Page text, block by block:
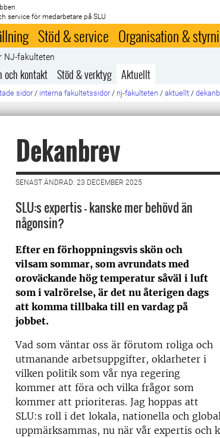
service för medarbetare på SLU
Stöd & service Organisation &
NJ-fakulteten
och kontakt Stöd & verktyg Aktuellt
sidor/ interna fakultetssidor / nj-fakulteten / aktuellt /
Dekanbrev
SENAST ÄNDRAD: 23 DECEMBER 2025
SLU:s expertis - kanske mer behövd än
någonsin?
Efter en förhoppningsvis skön och
vilsam sommar, som avrundats med
oroväckande hög temperatur såväl i luft
som i valrörelse, är det nu återigen dags
att komma tillbaka till en vardag på
jobbet.
Vad som väntar oss är förutom roliga och
utmanande arbetsuppgifter, oklarheter i
vilken politik som vår nya regering
kommer att föra och vilka frågor som
kommer att prioriteras. Jag hoppas att
SLU:s roll i det lokala, nationella och
uppmärksammas, nu när vår expertis och